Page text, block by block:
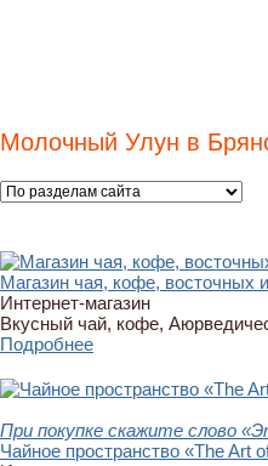
Молочный Улун в
Магазин чая, кофе, восточных
Интернет-магазин
Вкусный чай, кофе,
Подробнее
При покупке скажите слово
Чайное пространство «The Art